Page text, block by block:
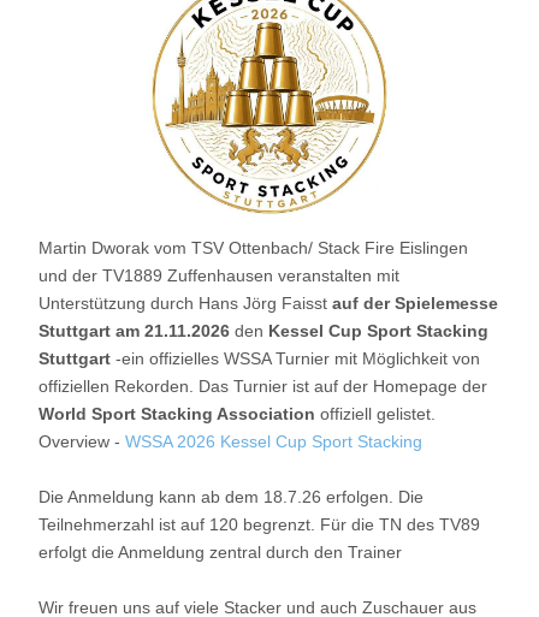
Martin Dworak vom TSV Ottenbach/ Stack Fire Eislingen
und der TV1889 Zuffenhausen veranstalten mit
Unterstützung durch Hans Jörg Faisst auf der Spielemesse
Stuttgart am 21.11.2026 den Kessel Cup Sport Stacking
Stuttgart -ein offizielles WSSA Turnier mit Möglichkeit von
offiziellen Rekorden. Das Turnier ist auf der Homepage der
World Sport Stacking Association offiziell gelistet.
Overview - WSSA 2026 Kessel Cup Sport Stacking
Die Anmeldung kann ab dem 18.7.26 erfolgen. Die
Teilnehmerzahl ist auf 120 begrenzt. Für die TN des TV89
erfolgt die Anmeldung zentral durch den Trainer
Wir freuen uns auf viele Stacker und auch Zuschauer aus